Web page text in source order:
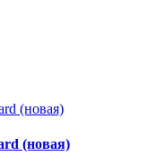
(новая)